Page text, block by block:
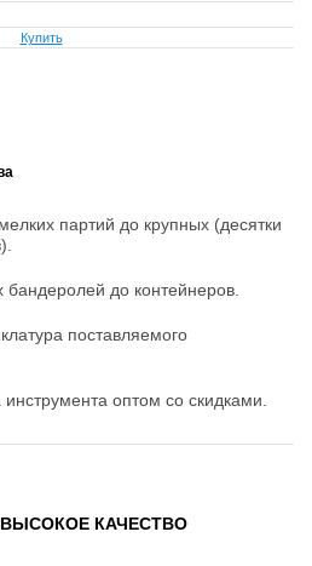
Купить
партий до крупных (десятки
бандеролей до контейнеров.
поставляемого
оптом со скидками.
КАЧЕСТВО